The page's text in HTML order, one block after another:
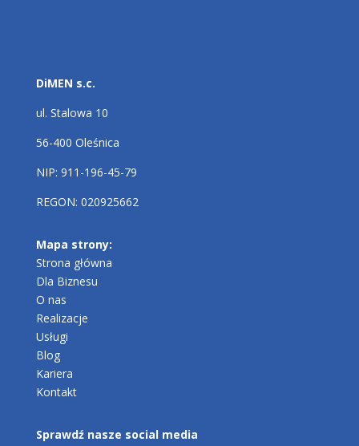
DiMEN s.c.
ul. Stalowa 10
56-400 Oleśnica
NIP: 911-196-45-79
REGON: 020925662
Mapa strony:
Strona główna
Dla Biznesu
O nas
Realizacje
Usługi
Blog
Kariera
Kontakt
Sprawdź nasze social media